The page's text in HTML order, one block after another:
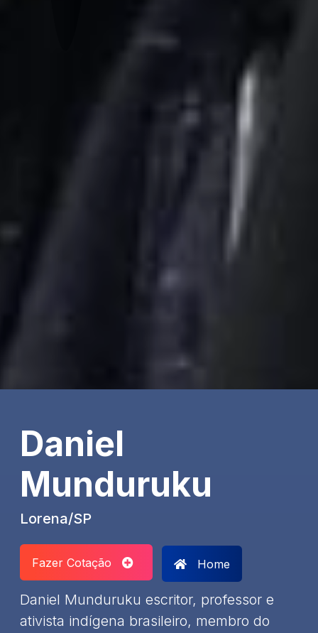
Daniel
Munduruku
Lorena/SP
Fazer Cotação Home
Daniel Munduruku escritor, professor e
ativista indígena brasileiro, membro do